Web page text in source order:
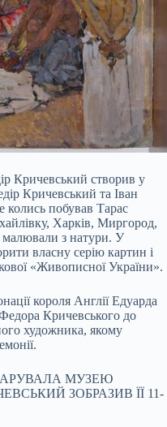
Кричевський створив у
Кричевський та Іван
колись побував Тарас
Харків, Миргород,
малювали з натури. У
власну серію картин і
«Живописної України».
короля Англії Едуарда
Кричевського до
художника, якому
МУЗЕЮ
ЗОБРАЗИВ ЇЇ 11-